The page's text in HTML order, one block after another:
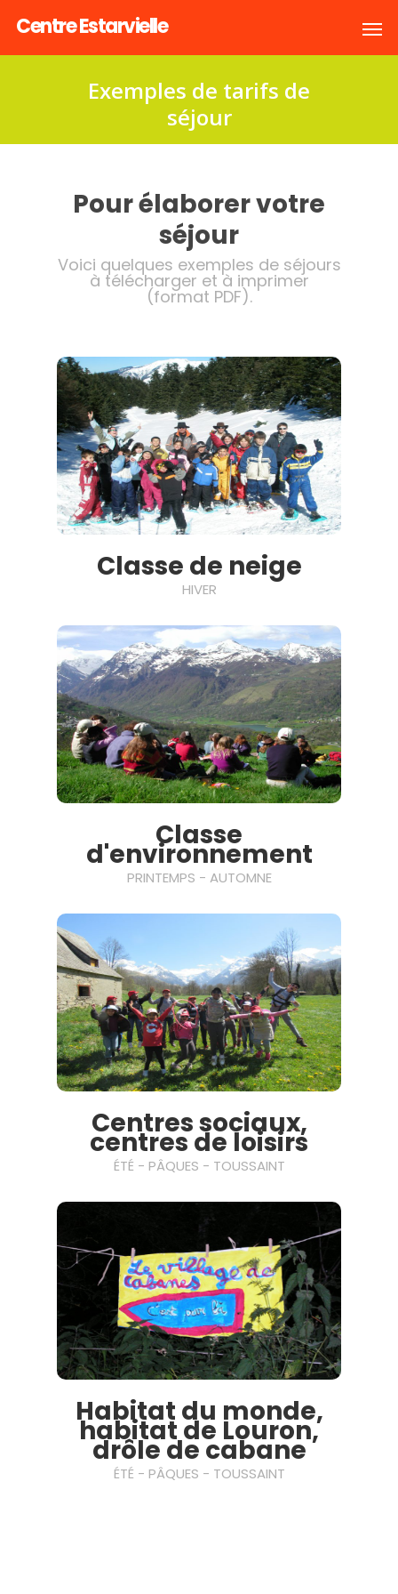
Centre Estarvielle
Exemples de tarifs de
séjour
Pour élaborer votre
séjour
Voici quelques exemples de séjours
à télécharger et à imprimer
(format PDF).
Classe de neige
HIVER
Classe
d'environnement
PRINTEMPS - AUTOMNE
Centres sociaux,
centres de loisirs
ÉTÉ - PÂQUES - TOUSSAINT
Habitat du monde,
habitat de Louron,
drôle de cabane
ÉTÉ - PÂQUES - TOUSSAINT